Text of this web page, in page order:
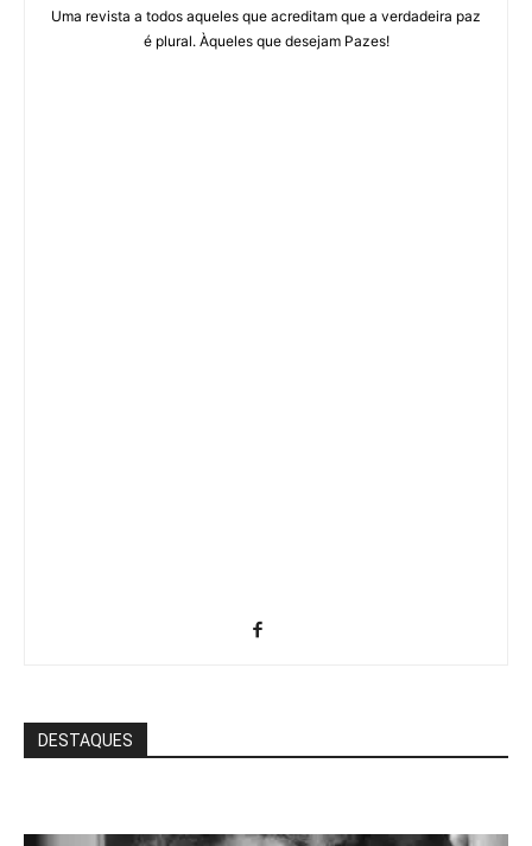
Uma revista a todos aqueles que acreditam que a verdadeira paz
é plural. Àqueles que desejam Pazes!
DESTAQUES